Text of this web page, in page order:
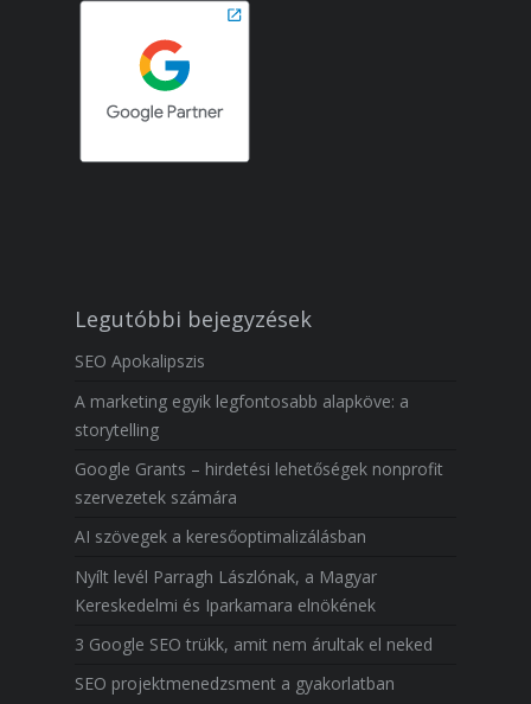
Legutóbbi bejegyzések
SEO Apokalipszis
A marketing egyik legfontosabb alapköve: a
storytelling
Google Grants – hirdetési lehetőségek nonprofit
szervezetek számára
AI szövegek a keresőoptimalizálásban
Nyílt levél Parragh Lászlónak, a Magyar
Kereskedelmi és Iparkamara elnökének
3 Google SEO trükk, amit nem árultak el neked
SEO projektmenedzsment a gyakorlatban